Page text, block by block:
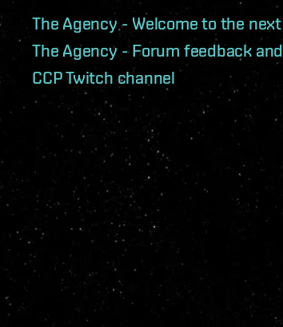
The Agency - Welcome to the
The Agency - Forum feedback
CCP Twitch channel